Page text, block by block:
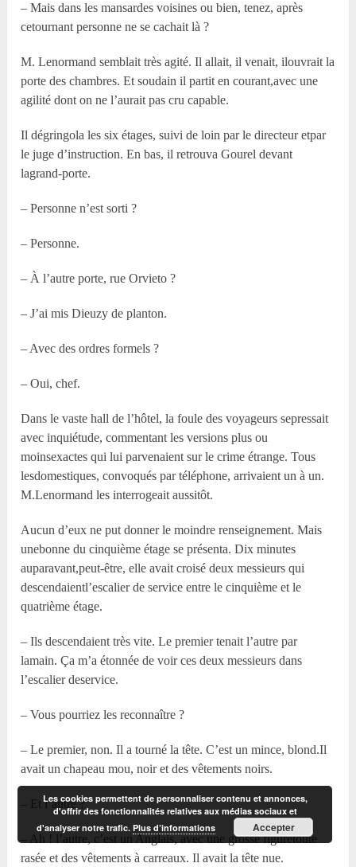
– Mais dans les mansardes voisines ou bien, tenez, après
cetournant personne ne se cachait là ?
M. Lenormand semblait très agité. Il allait, il venait, ilouvrait la
porte des chambres. Et soudain il partit en courant,avec une
agilité dont on ne l’aurait pas cru capable.
Il dégringola les six étages, suivi de loin par le directeur etpar
le juge d’instruction. En bas, il retrouva Gourel devant
lagrand-porte.
– Personne n’est sorti ?
– Personne.
– À l’autre porte, rue Orvieto ?
– J’ai mis Dieuzy de planton.
– Avec des ordres formels ?
– Oui, chef.
Dans le vaste hall de l’hôtel, la foule des voyageurs sepressait
avec inquiétude, commentant les versions plus ou
moinsexactes qui lui parvenaient sur le crime étrange. Tous
lesdomestiques, convoqués par téléphone, arrivaient un à un.
M.Lenormand les interrogeait aussitôt.
Aucun d’eux ne put donner le moindre renseignement. Mais
unebonne du cinquième étage se présenta. Dix minutes
auparavant,peut-être, elle avait croisé deux messieurs qui
descendaientl’escalier de service entre le cinquième et le
quatrième étage.
– Ils descendaient très vite. Le premier tenait l’autre par
lamain. Ça m’a étonnée de voir ces deux messieurs dans
l’escalier deservice.
– Vous pourriez les reconnaître ?
– Le premier, non. Il a tourné la tête. C’est un mince, blond.Il
avait un chapeau mou, noir et des vêtements noirs.
– Et l’autre ?
– Ah ! l’autre, c’est un Anglais, avec une grosse figuretoute
rasée et des vêtements à carreaux. Il avait la tête nue.
Les cookies permettent de personnaliser contenu et annonces,
d'offrir des fonctionnalités relatives aux médias sociaux et
d'analyser notre trafic.Plus d’informations Accepter